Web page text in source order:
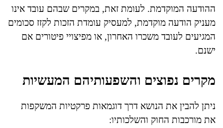
ההודעה המוקדמת. לעומת זאת, במקרים שבהם עובד אינו
מעניק הודעה מוקדמת, למעסיק עומדת הזכות לקזז סכומים
המגיעים לעובד משכרו האחרון, או מפיצויי פיטורים אם
ישנם.
מקרים נפוצים והשפעותיהם המעשיות
ניתן להבין את הנושא דרך דוגמאות פרקטיות המשקפות
את מורכבות החוק והשלכותיו: